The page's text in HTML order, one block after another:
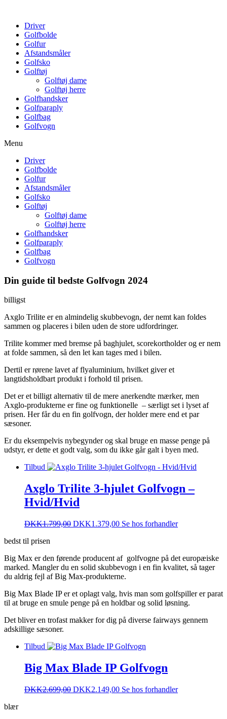
Driver
Golfbolde
Golfur
Afstandsmåler
Golfsko
Golftøj
Golftøj dame
Golftøj herre
Golfhandsker
Golfparaply
Golfbag
Golfvogn
Menu
Driver
Golfbolde
Golfur
Afstandsmåler
Golfsko
Golftøj
Golftøj dame
Golftøj herre
Golfhandsker
Golfparaply
Golfbag
Golfvogn
Din guide til bedste Golfvogn 2024
billigst
Axglo Trilite er en almindelig skubbevogn, der nemt kan foldes
sammen og placeres i bilen uden de store udfordringer.
Trilite kommer med bremse på baghjulet, scorekortholder og er nem
at folde sammen, så den let kan tages med i bilen.
Dertil er rørene lavet af flyaluminium, hvilket giver et
langtidsholdbart produkt i forhold til prisen.
Det er et billigt alternativ til de mere anerkendte mærker, men
Axglo-produkterne er fine og funktionelle – særligt set i lyset af
prisen. Her får du en fin golfvogn, der holder mere end et par
sæsoner.
Er du eksempelvis nybegynder og skal bruge en masse penge på
udstyr, er dette et godt valg, som du ikke går galt i byen med.
Tilbud
Axglo Trilite 3-hjulet Golfvogn –
Hvid/Hvid
DKK1.799,00 DKK1.379,00 Se hos forhandler
bedst til prisen
Big Max er den førende producent af golfvogne på det europæiske
marked. Mangler du en solid skubbevogn i en fin kvalitet, så tager
du aldrig fejl af Big Max-produkterne.
Big Max Blade IP er et oplagt valg, hvis man som golfspiller er parat
til at bruge en smule penge på en holdbar og solid løsning.
Det bliver en trofast makker for dig på diverse fairways gennem
adskillige sæsoner.
Tilbud
Big Max Blade IP Golfvogn
DKK2.699,00 DKK2.149,00 Se hos forhandler
blær